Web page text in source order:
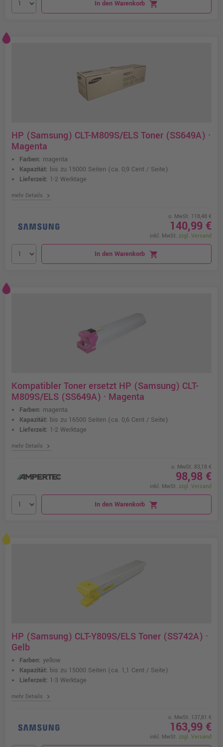
In den Warenkorb shopping_cart
HP (Samsung) CLT-M809S/ELS Toner (SS649A) ·
Magenta
Farben: magenta
Kapazität: bis zu 15000 Seiten (ca. 0,9 Cent / Seite)
Lieferzeit: 1-2 Werktage
mehr Details chevron_right
o. MwSt. 118,48 €
140,99 €
inkl. MwSt. zzgl. Versand
In den Warenkorb shopping_cart
Kompatibler Toner ersetzt HP (Samsung) CLT-
M809S/ELS (SS649A) · Magenta
Farben: magenta
Kapazität: bis zu 16500 Seiten (ca. 0,6 Cent / Seite)
Lieferzeit: 1-2 Werktage
mehr Details chevron_right
o. MwSt. 83,18 €
98,98 €
inkl. MwSt. zzgl. Versand
In den Warenkorb shopping_cart
HP (Samsung) CLT-Y809S/ELS Toner (SS742A) ·
Gelb
Farben: yellow
Kapazität: bis zu 15000 Seiten (ca. 1,1 Cent / Seite)
Lieferzeit: 1-3 Werktage
mehr Details chevron_right
o. MwSt. 137,81 €
163,99 €
inkl. MwSt. zzgl. Versand